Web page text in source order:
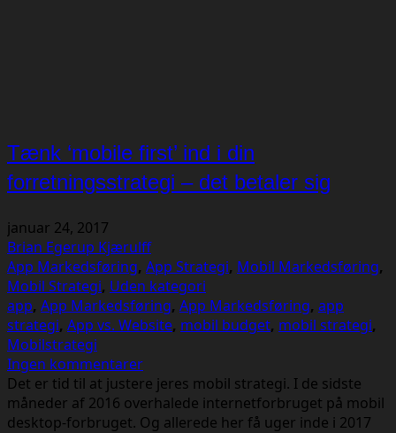
Tænk ‘mobile first’ ind i din
forretningsstrategi – det betaler sig
januar 24, 2017
Brian Egerup Kjærulff
App Markedsføring, App Strategi, Mobil Markedsføring,
Mobil Strategi, Uden kategori
app, App Markedsføring, App Markedsføring, app
strategi, App vs. Website, mobil budget, mobil strategi,
Mobilstrategi
Ingen kommentarer
Det er tid til at justere jeres mobil strategi. I de sidste
måneder af 2016 overhalede internetforbruget på mobil
desktop-forbruget. Og allerede her få uger inde i 2017